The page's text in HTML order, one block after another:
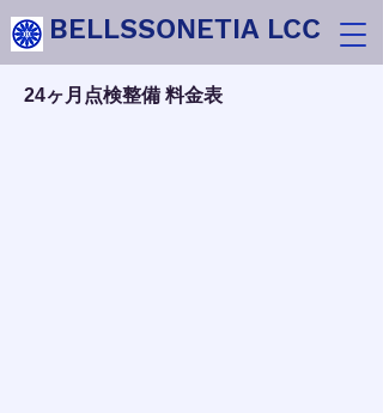
BELLSSONETIA LCC
24ヶ月点検整備 料金表